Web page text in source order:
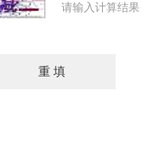
请输入计算结果